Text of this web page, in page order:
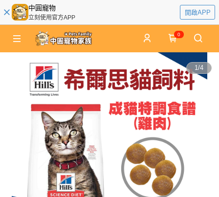
中圓寵物
立刻使用官方APP
開啟APP
0
1/4